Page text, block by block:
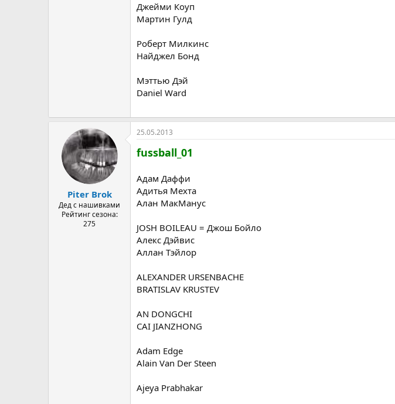
Джейми Коуп
Мартин Гулд
Роберт Милкинс
Найджел Бонд
Мэттью Дэй
Daniel Ward
Piter Brok
Дед с нашивками
Рейтинг сезона:
275
25.05.2013
fussball_01
Адам Даффи
Адитья Мехта
Алан МакМанус
JOSH BOILEAU = Джош Бойло
Алекс Дэйвис
Аллан Тэйлор
ALEXANDER URSENBACHE
BRATISLAV KRUSTEV
AN DONGCHI
CAI JIANZHONG
Adam Edge
Alain Van Der Steen
Ajeya Prabhakar